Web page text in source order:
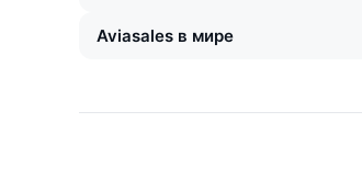
Aviasales в мире